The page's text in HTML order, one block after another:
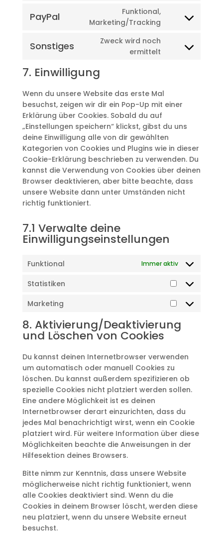
service
PayPal
Funktional,
Marketing/Tracking
Consent
service
Sonstiges
Zweck wird noch
ermittelt
Consent
7. Einwilligung
Wenn du unsere Website das erste Mal
besuchst, zeigen wir dir ein Pop-Up mit einer
Erklärung über Cookies. Sobald du auf
„Einstellungen speichern“ klickst, gibst du uns
deine Einwilligung alle von dir gewählten
Kategorien von Cookies und Plugins wie in dieser
Cookie-Erklärung beschrieben zu verwenden. Du
kannst die Verwendung von Cookies über deinen
Browser deaktivieren, aber bitte beachte, dass
unsere Website dann unter Umständen nicht
richtig funktioniert.
7.1 Verwalte deine
Einwilligungseinstellungen
Funktional Immer aktiv
Statistiken
Statistiken
Marketing
Marketing
8. Aktivierung/Deaktivierung
und Löschen von Cookies
Du kannst deinen Internetbrowser verwenden
um automatisch oder manuell Cookies zu
löschen. Du kannst außerdem spezifizieren ob
spezielle Cookies nicht platziert werden sollen.
Eine andere Möglichkeit ist es deinen
Internetbrowser derart einzurichten, dass du
jedes Mal benachrichtigt wirst, wenn ein Cookie
platziert wird. Für weitere Information über diese
Möglichkeiten beachte die Anweisungen in der
Hilfesektion deines Browsers.
Bitte nimm zur Kenntnis, dass unsere Website
möglicherweise nicht richtig funktioniert, wenn
alle Cookies deaktiviert sind. Wenn du die
Cookies in deinem Browser löscht, werden diese
neu platziert, wenn du unsere Website erneut
besuchst.